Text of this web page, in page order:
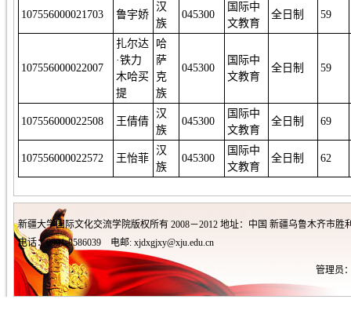
107556000021703 鲁宇娇
汉
族
045300
国际中
文教育
全日制 59
107556000022007
扎尔达
·铁力
木哈买
提
哈
萨
克
族
045300
国际中
文教育
全日制 59
107556000022508 王倩倩
汉
族
045300
国际中
文教育
全日制 69
107556000022572 王怡菲
汉
族
045300
国际中
文教育
全日制 62
新疆大学国际文化交流学院版权所有 2008－2012 地址：中国 新疆乌鲁木齐市胜
电话：0991-8586039 电邮: xjdxgjxy@xju.edu.cn
管理员